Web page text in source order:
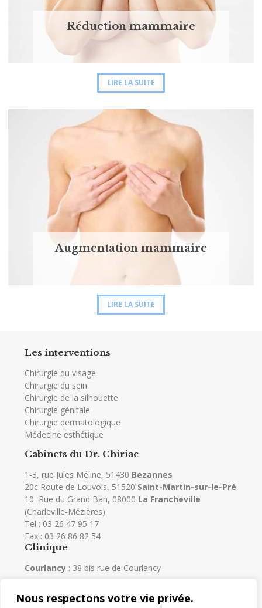
Nous respectons votre vie privée.
Réduction mammaire
LIRE LA SUITE
Augmentation mammaire
LIRE LA SUITE
Les interventions
Chirurgie du visage
Chirurgie du sein
Chirurgie de la silhouette
Chirurgie génitale
Chirurgie dermatologique
Médecine esthétique
Cabinets du Dr. Chiriac
1-3, rue Jules Méline, 51430 Bezannes
20c Route de Louvois, 51520 Saint-Martin-sur-le-Pré
10 Rue du Grand Ban, 08000 La Francheville
(Charleville-Mézières)
Tel : 03 26 47 95 17
Fax : 03 26 86 82 54
Clinique
Courlancy : 38 bis rue de Courlancy